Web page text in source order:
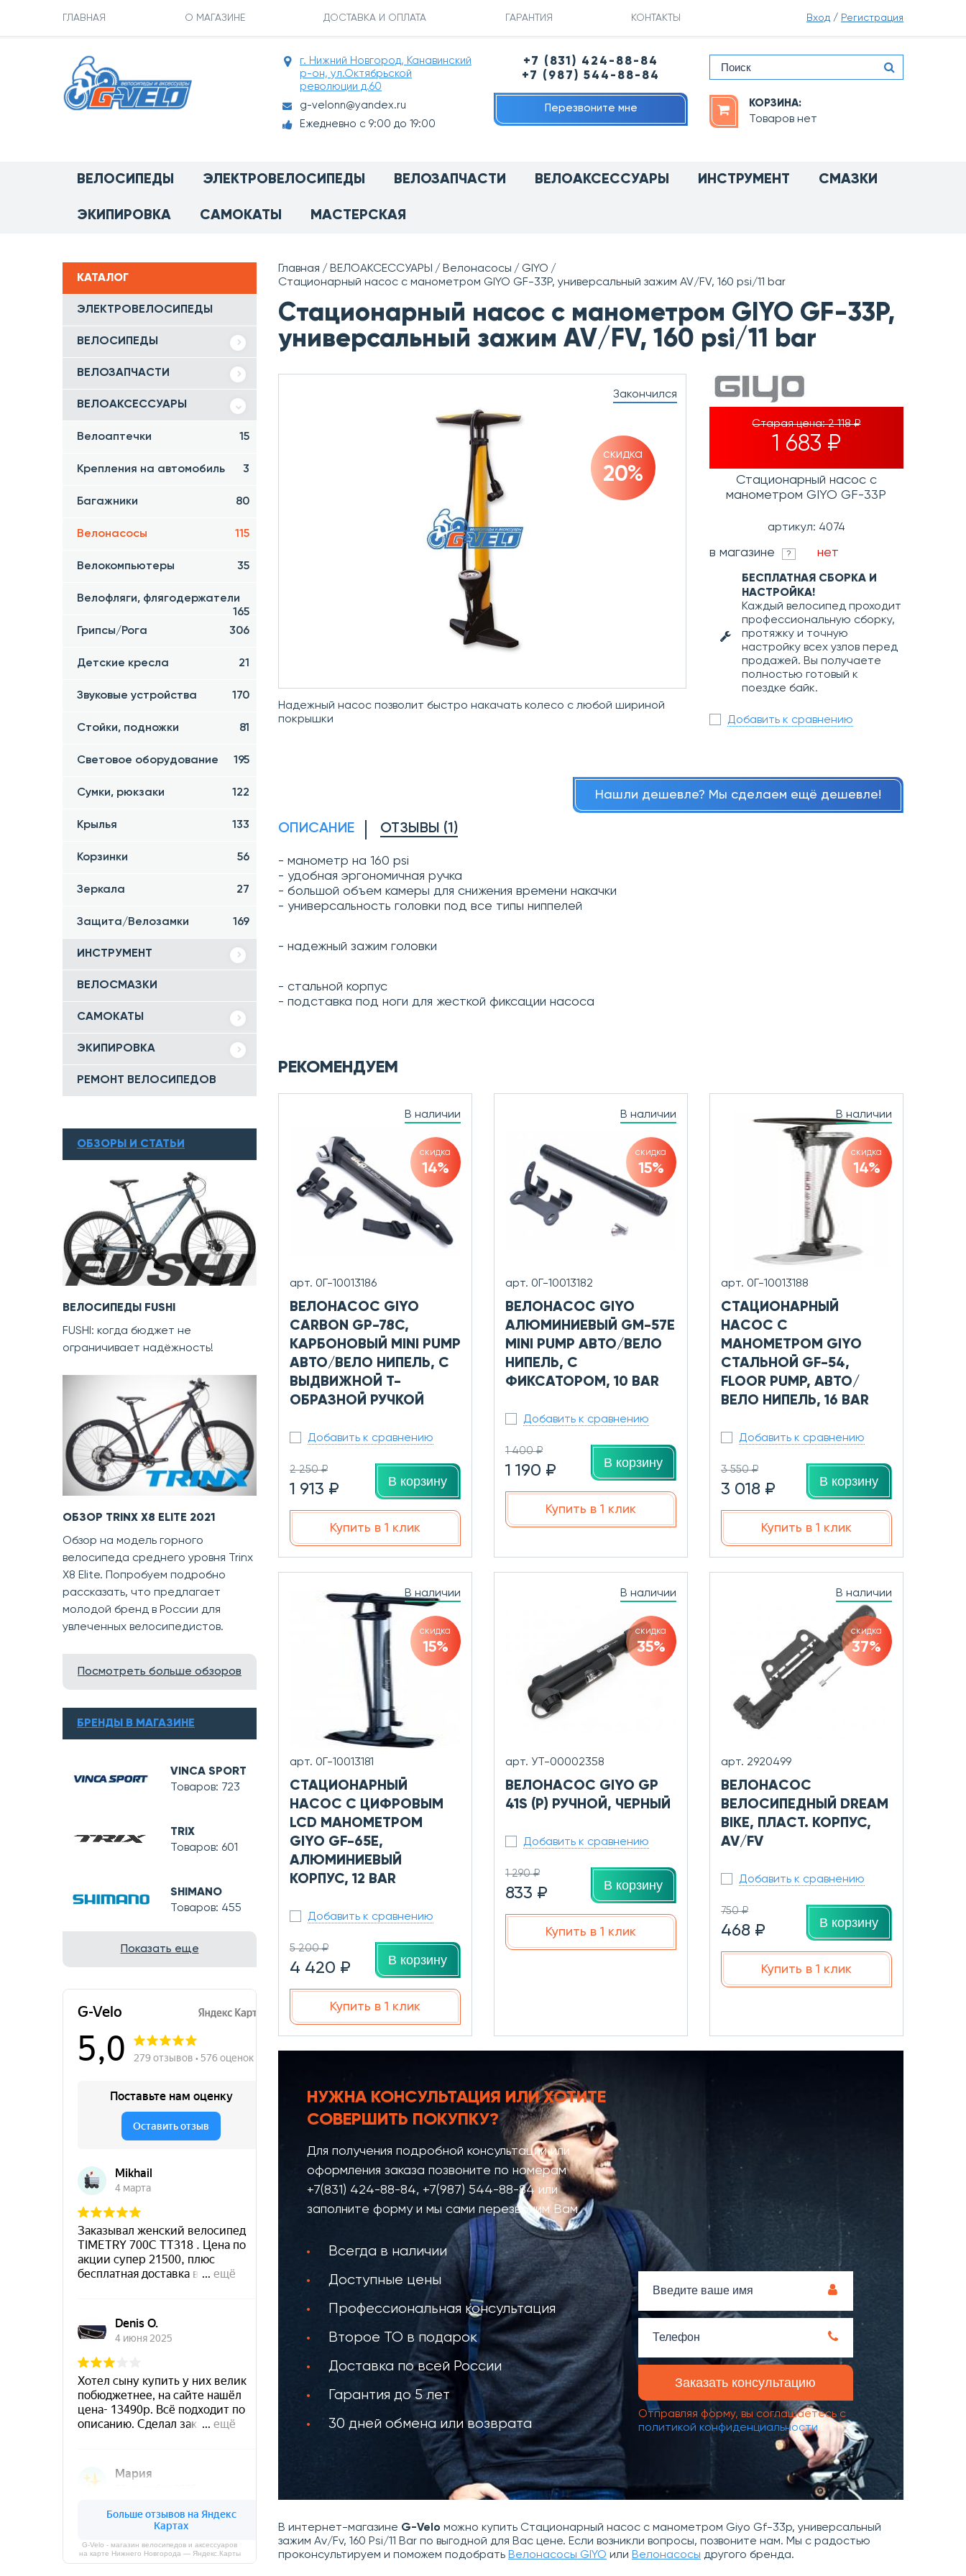
ГЛАВНАЯ О МАГАЗИНЕ ДОСТАВКА И ОПЛАТА ГАРАНТИЯ КОНТАКТЫ Вход / Регистрация
г. Нижний Новгород, Канавинский
р-он, ул.Октябрьской
революции д.60
g-velonn@yandex.ru
Ежедневно с 9:00 до 19:00
+7 (831) 424-88-84
+7 (987) 544-88-84
Перезвоните мне КОРЗИНА:
Товаров нет
ВЕЛОСИПЕДЫ ЭЛЕКТРОВЕЛОСИПЕДЫ ВЕЛОЗАПЧАСТИ ВЕЛОАКСЕССУАРЫ ИНСТРУМЕНТ СМАЗКИ
ЭКИПИРОВКА САМОКАТЫ МАСТЕРСКАЯ
КАТАЛОГ
ЭЛЕКТРОВЕЛОСИПЕДЫ
ВЕЛОСИПЕДЫ
ВЕЛОЗАПЧАСТИ
ВЕЛОАКСЕССУАРЫ
Велоаптечки 15
Крепления на автомобиль 3
Багажники 80
Велонасосы 115
Велокомпьютеры 35
Велофляги, флягодержатели
165
Грипсы/Рога
306
Детские кресла 21
Звуковые устройства 170
Стойки, подножки 81
Световое оборудование 195
Сумки, рюкзаки 122
Крылья 133
Корзинки 56
Зеркала 27
Защита/Велозамки 169
ИНСТРУМЕНТ
ВЕЛОСМАЗКИ
САМОКАТЫ
ЭКИПИРОВКА
РЕМОНТ ВЕЛОСИПЕДОВ
ОБЗОРЫ И СТАТЬИ
ВЕЛОСИПЕДЫ FUSHI
FUSHI: когда бюджет не
ограничивает надёжность!
ОБЗОР TRINX X8 ELITE 2021
Обзор на модель горного
велосипеда среднего уровня Trinx
X8 Elite. Попробуем подробно
рассказать, что предлагает
молодой бренд в России для
увлеченных велосипедистов.
Посмотреть больше обзоров
БРЕНДЫ В МАГАЗИНЕ
VINCA SPORT
Товаров: 723
TRIX
Товаров: 601
SHIMANO
Товаров: 455
Показать еще
G-Velo - магазин велосипедов и аксессуаров
на карте Нижнего Новгорода — Яндекс.Карты
Главная ВЕЛОАКСЕССУАРЫ Велонасосы
GIYO
Стационарный насос с манометром GIYO GF-33P, универсальный зажим AV/FV, 160 psi/11 bar
Стационарный насос с манометром GIYO GF-33P,
универсальный зажим AV/FV, 160 psi/11 bar
Закончился
скидка
20%
Надежный насос позволит быстро накачать колесо с любой шириной
покрышки
Старая цена:2 118 ₽
1 683 ₽
Стационарный насос с
манометром GIYO GF-33P
артикул: 4074
в магазине ? нет
БЕСПЛАТНАЯ СБОРКА И
НАСТРОЙКА!
Каждый велосипед проходит
профессиональную сборку,
протяжку и точную
настройку всех узлов перед
продажей. Вы получаете
полностью готовый к
поездке байк.
Добавить к сравнению
Нашли дешевле? Мы сделаем ещё дешевле!
ОПИСАНИЕ ОТЗЫВЫ (1)
- манометр на 160 psi
- удобная эргономичная ручка
- большой объем камеры для снижения времени накачки
- универсальность головки под все типы ниппелей
- надежный зажим головки
- стальной корпус
- подставка под ноги для жесткой фиксации насоса
РЕКОМЕНДУЕМ
В наличии
скидка
14%
арт. 0Г-10013186
ВЕЛОНАСОС GIYO
CARBON GP-78C,
КАРБОНОВЫЙ MINI PUMP
АВТО/ВЕЛО НИПЕЛЬ, С
ВЫДВИЖНОЙ Т-
ОБРАЗНОЙ РУЧКОЙ
Добавить к сравнению
2 250 ₽
1 913 ₽ В корзину
Купить в 1 клик
В наличии
скидка
15%
арт. 0Г-10013182
ВЕЛОНАСОС GIYO
АЛЮМИНИЕВЫЙ GM-57E
MINI PUMP АВТО/ВЕЛО
НИПЕЛЬ, С
ФИКСАТОРОМ, 10 BAR
Добавить к сравнению
1 400 ₽
1 190 ₽ В корзину
Купить в 1 клик
В наличии
скидка
14%
арт. 0Г-10013188
СТАЦИОНАРНЫЙ
НАСОС С
МАНОМЕТРОМ GIYO
СТАЛЬНОЙ GF-54,
FLOOR PUMP, АВТО/
ВЕЛО НИПЕЛЬ, 16 BAR
Добавить к сравнению
3 550 ₽
3 018 ₽ В корзину
Купить в 1 клик
В наличии
скидка
15%
арт. 0Г-10013181
СТАЦИОНАРНЫЙ
НАСОС С ЦИФРОВЫМ
LCD МАНОМЕТРОМ
GIYO GF-65E,
АЛЮМИНИЕВЫЙ
КОРПУС, 12 BAR
Добавить к сравнению
5 200 ₽
4 420 ₽ В корзину
Купить в 1 клик
В наличии
скидка
35%
арт. УТ-00002358
ВЕЛОНАСОС GIYO GP
41S (P) РУЧНОЙ, ЧЕРНЫЙ
Добавить к сравнению
1 290 ₽
833 ₽ В корзину
Купить в 1 клик
В наличии
скидка
37%
арт. 2920499
ВЕЛОНАСОС
ВЕЛОСИПЕДНЫЙ DREAM
BIKE, ПЛАСТ. КОРПУС,
AV/FV
Добавить к сравнению
750 ₽
468 ₽ В корзину
Купить в 1 клик
НУЖНА КОНСУЛЬТАЦИЯ
ИЛИ ХОТИТЕ
СОВЕРШИТЬ ПОКУПКУ?
Для получения подробной консультации или
оформления заказа позвоните по номерам
+7(831) 424-88-84, +7(987) 544-88-84 или
заполните форму и мы сами перезвоним Вам
Всегда в наличии
Доступные цены
Профессиональная консультация
Второе ТО в подарок
Доставка по всей России
Гарантия до 5 лет
30 дней обмена или возврата
Отправляя форму, вы соглашаетесь с
политикой конфиденциальности
В интернет-магазине G-Velo можно купить Стационарный насос с манометром Giyo Gf-33p, универсальный
зажим Av/Fv, 160 Psi/11 Bar по выгодной для Вас цене. Если возникли вопросы, позвоните нам. Мы с радостью
проконсультируем и поможем подобрать Велонасосы GIYO или Велонасосы другого бренда.